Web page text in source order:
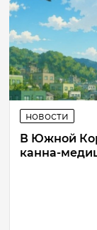
новости
В Южной
канна-